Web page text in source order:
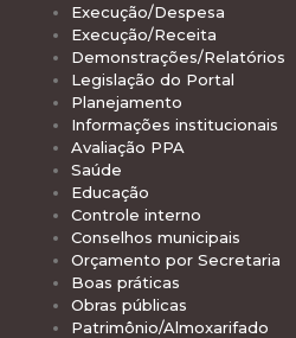
Execução/Despesa
Execução/Receita
Demonstrações/Relatórios
Legislação do Portal
Planejamento
Informações institucionais
Avaliação PPA
Saúde
Educação
Controle interno
Conselhos municipais
Orçamento por Secretaria
Boas práticas
Obras públicas
Patrimônio/Almoxarifado